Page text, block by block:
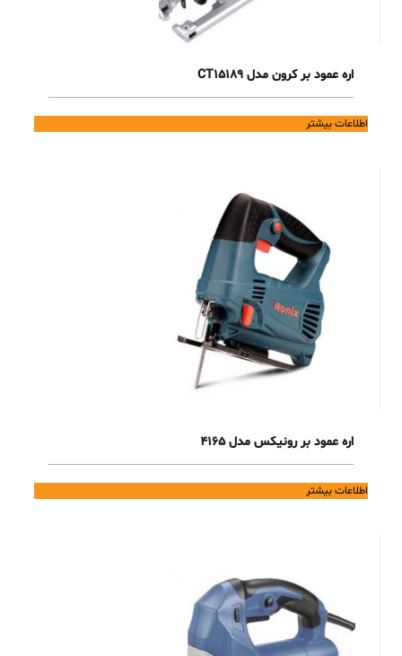
اره عمود بر کرون مدل CT15189
اطلاعات بیشتر
اره عمود بر رونیکس مدل 4165
اطلاعات بیشتر